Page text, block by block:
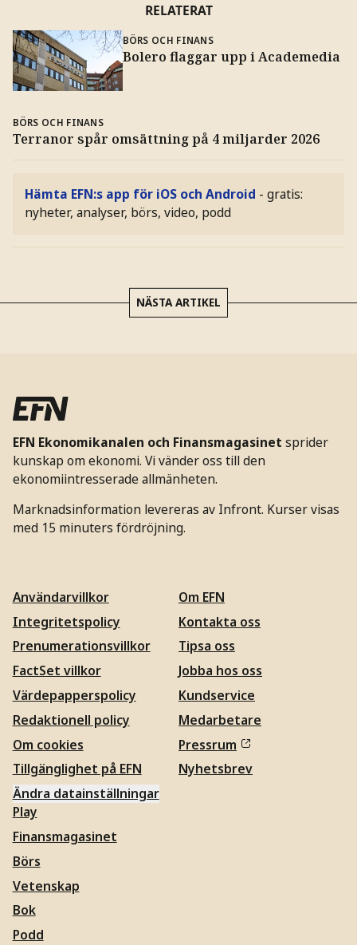
RELATERAT
BÖRS OCH FINANS
Bolero flaggar upp i Academedia
BÖRS OCH FINANS
Terranor spår omsättning på 4 miljarder 2026
Hämta EFN:s app för iOS och Android - gratis:
nyheter, analyser, börs, video, podd
NÄSTA ARTIKEL
EFN Ekonomikanalen och Finansmagasinet sprider
kunskap om ekonomi. Vi vänder oss till den
ekonomiintresserade allmänheten.
Marknadsinformation levereras av Infront. Kurser visas
med 15 minuters fördröjning.
Användarvillkor
Integritetspolicy
Prenumerationsvillkor
FactSet villkor
Värdepapperspolicy
Redaktionell policy
Om cookies
Tillgänglighet på EFN
Ändra datainställningar
Om EFN
Kontakta oss
Tipsa oss
Jobba hos oss
Kundservice
Medarbetare
Pressrum
Nyhetsbrev
Play
Finansmagasinet
Börs
Vetenskap
Bok
Podd